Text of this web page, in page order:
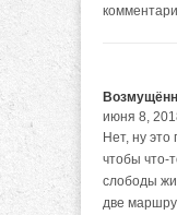
июня 8,
Нет, ну это
чтобы что-
слободы
две